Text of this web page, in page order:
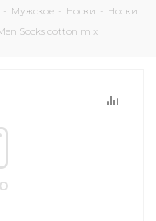
- Мужское - Носки - Носки
Socks cotton mix